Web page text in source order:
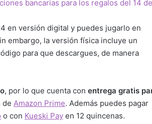
en versión digital y puedes jugarlo en
embargo, la versión física incluye un
para que descargues, de manera
, por lo que cuenta con entrega gratis
de Amazon Prime. Además puedes pagar
o con Kueski Pay en 12 quincenas.